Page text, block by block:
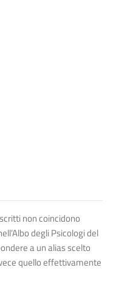
non coincidono
degli Psicologi del
a un alias scelto
quello effettivamente